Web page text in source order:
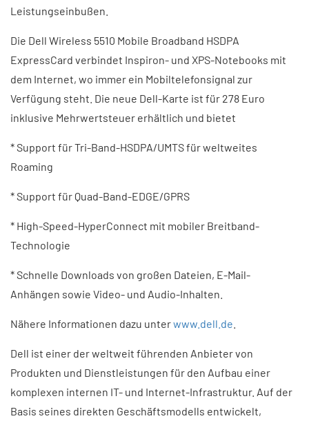
Leistungseinbußen.
Die Dell Wireless 5510 Mobile Broadband HSDPA
ExpressCard verbindet Inspiron- und XPS-Notebooks mit
dem Internet, wo immer ein Mobiltelefonsignal zur
Verfügung steht. Die neue Dell-Karte ist für 278 Euro
inklusive Mehrwertsteuer erhältlich und bietet
* Support für Tri-Band-HSDPA/UMTS für weltweites
Roaming
* Support für Quad-Band-EDGE/GPRS
* High-Speed-HyperConnect mit mobiler Breitband-
Technologie
* Schnelle Downloads von großen Dateien, E-Mail-
Anhängen sowie Video- und Audio-Inhalten.
Nähere Informationen dazu unterwww.dell.de
Dell ist einer der weltweit führenden Anbieter von
Produkten und Dienstleistungen für den Aufbau einer
komplexen internen IT- und Internet-Infrastruktur. Auf der
Basis seines direkten Geschäftsmodells entwickelt,